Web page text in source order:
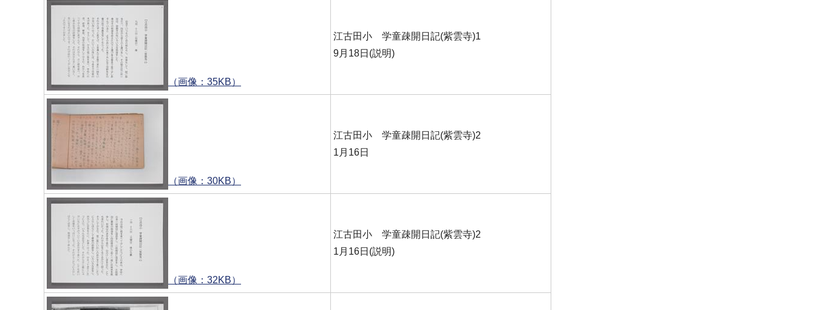
（画像：35KB）
江古田小 学童疎開日記(紫雲寺)1
9月18日(説明)
（画像：30KB）
江古田小 学童疎開日記(紫雲寺)2
1月16日
（画像：32KB）
江古田小 学童疎開日記(紫雲寺)2
1月16日(説明)